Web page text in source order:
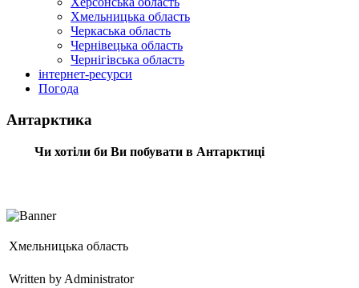
Хмельницька область
Черкаська область
Чернівецька область
Чернігівська область
інтернет-ресурси
Погода
Антарктика
Чи хотіли би Ви побувати в Антарктиці
Хмельницька область
Written by Administrator